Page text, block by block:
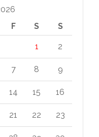
F S S
1 2
7 8 9
14 15 16
21 22 23